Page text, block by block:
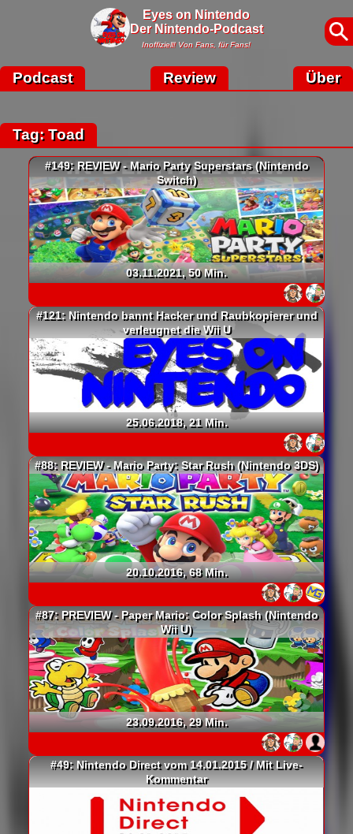
Eyes on Nintendo
Der Nintendo-Podcast
Inoffiziell! Von Fans, für Fans!
Podcast Review Über
Tag: Toad
#149: REVIEW - Mario Party Superstars (Nintendo
Switch)
03.11.2021, 50 Min.
#121: Nintendo bannt Hacker und Raubkopierer und
verleugnet die Wii U
25.06.2018, 21 Min.
#88: REVIEW - Mario Party: Star Rush (Nintendo 3DS)
20.10.2016, 68 Min.
#87: PREVIEW - Paper Mario: Color Splash (Nintendo
Wii U)
23.09.2016, 29 Min.
#49: Nintendo Direct vom 14.01.2015 / Mit Live-
Kommentar